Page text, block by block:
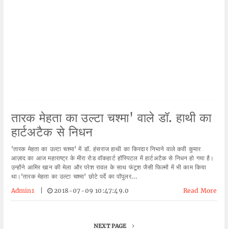
तारक मेहता का उल्टा चश्मा' वाले डॉ. हाथी का
हार्टअटैक से निधन
'तारक मेहता का उल्टा चश्मा' में डॉ. हंसराज हाथी का किरदार निभाने वाले कवी कुमार
आज़ाद का आज महाराष्ट्र के मीरा रोड वॉकहार्ट हॉस्पिटल में हार्टअटैक से निधन हो गया है।
उन्होंने आमिर खान की मेला और परेश रावल के साथ फंटूश जैसी फिल्मों में भी काम किया
था।'तारक मेहता का उल्टा चश्मा' छोटे पर्दे का पॉपुलर...
Admin1
2018-07-09 10:47:49.0 Read More
NEXT PAGE